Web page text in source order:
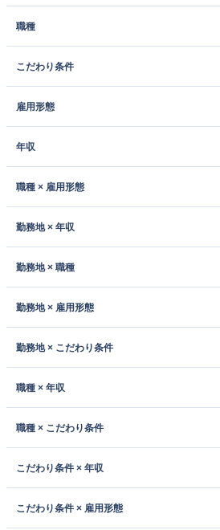
職種
こだわり条件
雇用形態
年収
職種 × 雇用形態
勤務地 × 年収
勤務地 × 職種
勤務地 × 雇用形態
勤務地 × こだわり条件
職種 × 年収
職種 × こだわり条件
こだわり条件 × 年収
こだわり条件 × 雇用形態